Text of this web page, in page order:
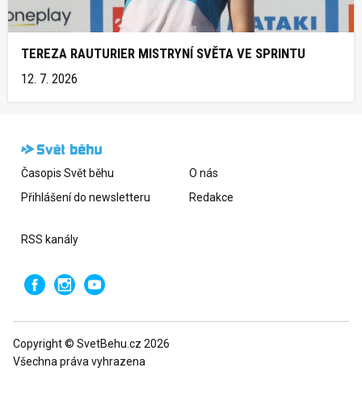
TEREZA RAUTURIER MISTRYNÍ SVĚTA VE SPRINTU
12. 7. 2026
Časopis Svět běhu
Přihlášení do newsletteru
O nás
Redakce
RSS kanály
Copyright © SvetBehu.cz 2026
Všechna práva vyhrazena